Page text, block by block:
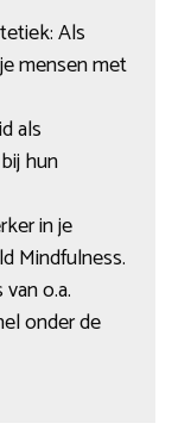
Als
mensen met
als
hun
in je
Mindfulness.
o.a.
onder de